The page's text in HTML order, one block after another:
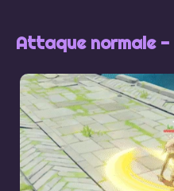
Attaque normale -